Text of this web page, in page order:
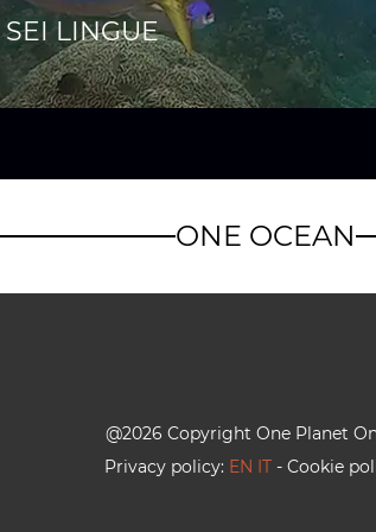
LINGUE
ONE OCEAN
@2026 Copyright One Planet
Privacy policy: EN IT -Cookie